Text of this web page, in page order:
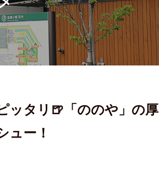
ッタリ🍺「ののや」の厚
ュー！